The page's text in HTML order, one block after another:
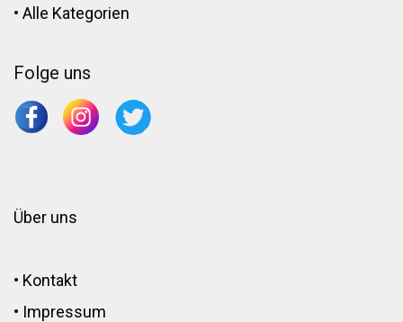
• Alle Kategorien
Folge uns
Über uns
• Kontakt
• Impressum